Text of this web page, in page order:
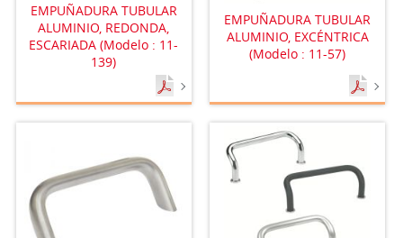
EMPUÑADURA TUBULAR
ALUMINIO, REDONDA,
ESCARIADA (Modelo : 11-
139)
EMPUÑADURA TUBULAR
ALUMINIO, EXCÉNTRICA
(Modelo : 11-57)